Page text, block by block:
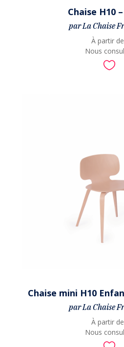
Chaise H10
par La Chaise
À partir
Nous

Chaise mini H10
par La Chaise
À partir
Nous